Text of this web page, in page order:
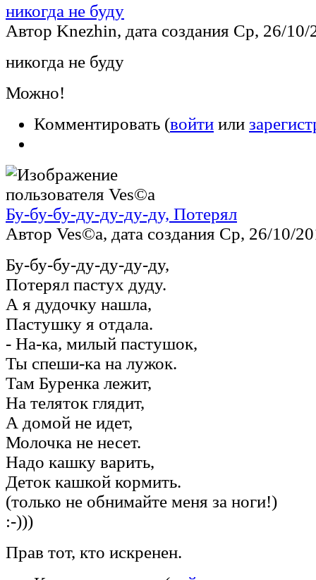
никогда не буду
Автор Knezhin, дата создания Ср, 26/
никогда не буду
Можно!
Комментировать (войти или
Бу-бу-бу-ду-ду-ду-ду, Потерял
Автор Ves©a, дата создания Ср, 26/10/
Бу-бу-бу-ду-ду-ду-ду,
Потерял пастух дуду.
А я дудочку нашла,
Пастушку я отдала.
- На-ка, милый пастушок,
Ты спеши-ка на лужок.
Там Буренка лежит,
На теляток глядит,
А домой не идет,
Молочка не несет.
Надо кашку варить,
Деток кашкой кормить.
(только не обнимайте меня за ноги!)
:-)))
Прав тот, кто искренен.